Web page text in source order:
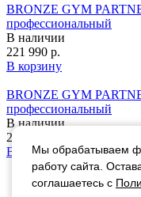
BRONZE GYM
профессиональный
В наличии
221 990 р.
В корзину
BRONZE GYM
профессиональный
В наличии
221 990 р.
В корзинуМы обрабатываем
работу сайта.
соглашаетесь с
799-09-07